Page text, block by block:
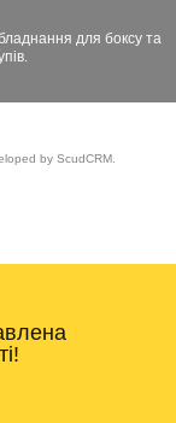
для боксу та
by ScudCRM.